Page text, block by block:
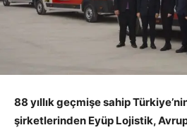
88 yıllık geçmişe sahip
şirketlerinden Eyüp Lojistik,